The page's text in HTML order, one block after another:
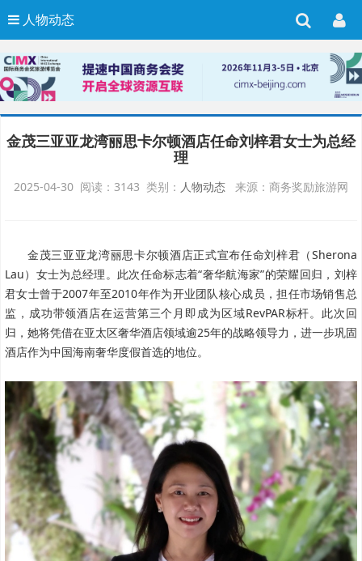
人物动态
金茂三亚亚龙湾丽思卡尔顿酒店任命刘梓君女士为总经
理
2025-04-30 阅读：3143 类别： 人物动态 来源：商务奖励旅游网
金茂三亚亚龙湾丽思卡尔顿酒店正式宣布任命刘梓君（Sherona
Lau）女士为总经理。此次任命标志着“奢华航海家”的荣耀回归，刘梓
君女士曾于2007年至2010年作为开业团队核心成员，担任市场销售总
监，成功带领酒店在运营第三个月即成为区域RevPAR标杆。此次回
归，她将凭借在亚太区奢华酒店领域逾25年的战略领导力，进一步巩固
酒店作为中国海南奢华度假首选的地位。